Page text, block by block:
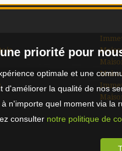
priorité pour
optimale et une
la qualité de nos
n'importe quel moment via
consulter notre politique de